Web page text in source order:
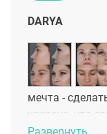
DARYA
мечта -
уверена, что
чтобы